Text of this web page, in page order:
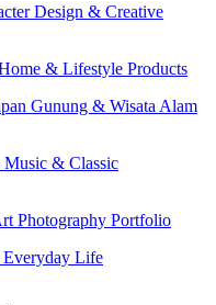
Design & Creative
& Lifestyle Products
Gunung & Wisata Alam
& Classic
Photography Portfolio
Life